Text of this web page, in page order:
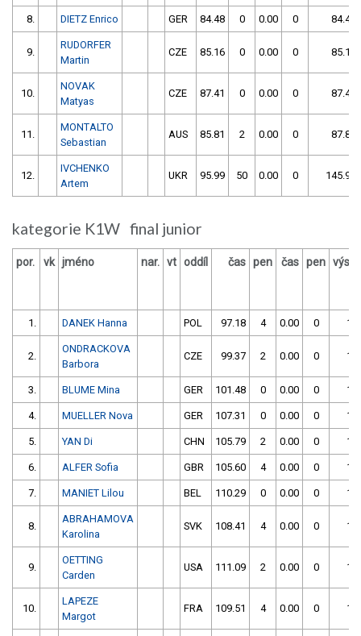
8. DIETZ Enrico GER 84.48 0 0.00 0 84.48
9.
RUDORFER
Martin
CZE 85.16 0 0.00 0 85.16
10.
NOVAK
Matyas
CZE 87.41 0 0.00 0 87.41
11.
MONTALTO
Sebastian
AUS 85.81 2 0.00 0 87.81
12.
IVCHENKO
Artem
UKR 95.99 50 0.00 0 145.99
kategorie K1W final junior
por. vk jméno nar. vt oddíl čas pen čas pen
1. DANEK Hanna POL 97.18 4 0.00 0
2.
ONDRACKOVA
Barbora
CZE 99.37 2 0.00 0
3. BLUME Mina GER 101.48 0 0.00 0
4. MUELLER Nova GER 107.31 0 0.00 0
5. YAN Di CHN 105.79 2 0.00 0
6. ALFER Sofia GBR 105.60 4 0.00 0
7. MANIET Lilou BEL 110.29 0 0.00 0
8.
ABRAHAMOVA
Karolina
SVK 108.41 4 0.00 0
9.
OETTING
Carden
USA 111.09 2 0.00 0
10.
LAPEZE
Margot
FRA 109.51 4 0.00 0